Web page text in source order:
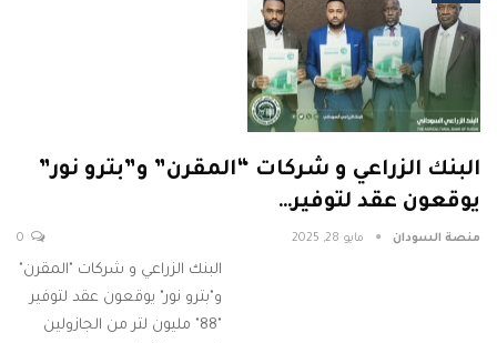
البنك الزراعي و شركات “المقرن” و”بترو نور”
يوقعون عقد لتوفير…
منصة السودان مايو 28, 2025
البنك الزراعي و شركات "المقرن"
و"بترو نور" يوقعون عقد لتوفير
"88" مليون لتر من الجازولين